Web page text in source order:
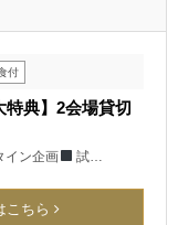
付
特典】2会場貸切
イン企画 試…
こちら